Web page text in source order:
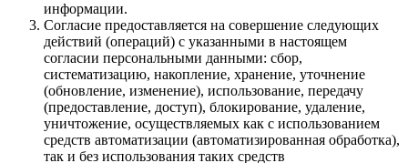
информации.
Согласие предоставляется на совершение следующих
действий (операций) с указанными в настоящем
согласии персональными данными: сбор,
систематизацию, накопление, хранение, уточнение
(обновление, изменение), использование, передачу
(предоставление, доступ), блокирование, удаление,
уничтожение, осуществляемых как с использованием
средств автоматизации (автоматизированная обработка),
так и без использования таких средств